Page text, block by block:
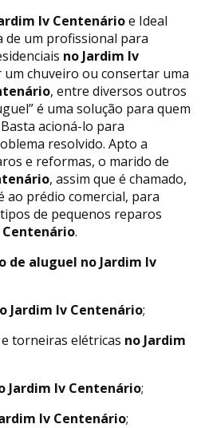
Iv Centenárioe Ideal
de um profissional para
no Jardim Iv
um chuveiro ou consertar uma
, entre diversos outros
é uma solução para quem
acioná-lo para
resolvido. Apto a
e reformas, o marido de
, assim que é chamado,
ao prédio comercial, para
de pequenos reparos
Centenário.
de aluguel no Jardim Iv
Jardim Iv Centenário;
torneiras elétricas no Jardim
Jardim Iv Centenário;
Iv Centenário;